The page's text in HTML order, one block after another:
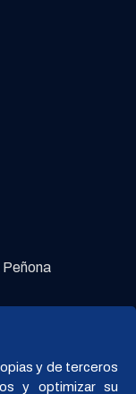
Peñona
y de terceros
y optimizar su